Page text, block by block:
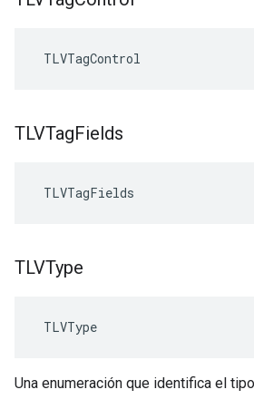
TLVTagControl
TLVTagFields
TLVTagFields
TLVType
TLVType
Una enumeración que identifica el